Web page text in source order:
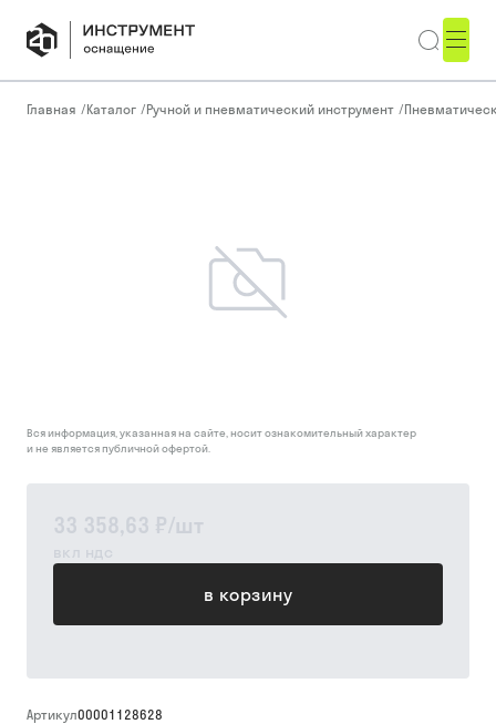
Главная /Каталог /Ручной и пневматический инструмент /
33 358,63 ₽/шт
вкл ндс
в корзину
Вся информация, указанная на сайте, носит ознакомительный характер
и не является публичной офертой.
Артикул00001128628